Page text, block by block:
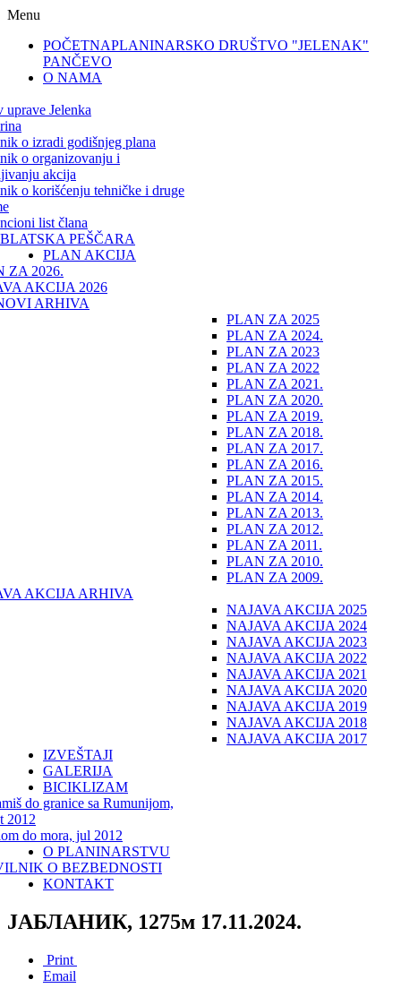
Menu
POČETNAPLANINARSKO DRUŠTVO "JELENAK"
PANČEVO
O NAMA
uprave Jelenka
o izradi godišnjeg plana
o organizovanju i
akcija
o korišćenju tehničke i druge
list člana
PEŠČARA
PLAN AKCIJA
ZA 2026.
AKCIJA 2026
ARHIVA
PLAN ZA 2025
PLAN ZA 2024.
PLAN ZA 2023
PLAN ZA 2022
PLAN ZA 2021.
PLAN ZA 2020.
PLAN ZA 2019.
PLAN ZA 2018.
PLAN ZA 2017.
PLAN ZA 2016.
PLAN ZA 2015.
PLAN ZA 2014.
PLAN ZA 2013.
PLAN ZA 2012.
PLAN ZA 2011.
PLAN ZA 2010.
PLAN ZA 2009.
AKCIJA ARHIVA
NAJAVA AKCIJA 2025
NAJAVA AKCIJA 2024
NAJAVA AKCIJA 2023
NAJAVA AKCIJA 2022
NAJAVA AKCIJA 2021
NAJAVA AKCIJA 2020
NAJAVA AKCIJA 2019
NAJAVA AKCIJA 2018
NAJAVA AKCIJA 2017
IZVEŠTAJI
GALERIJA
BICIKLIZAM
do granice sa Rumunijom,
2012
do mora, jul 2012
O PLANINARSTVU
O BEZBEDNOSTI
KONTAKT
ЈАБЛАНИК, 1275м 17.11.2024.
Print
Email